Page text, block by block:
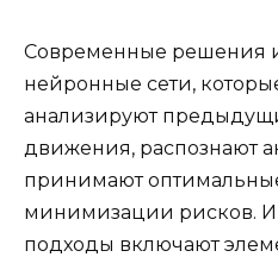
Современные решения
нейронные сети,
анализируют
движения, распознают
принимают
минимизации рисков.
подходы включают